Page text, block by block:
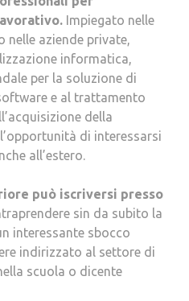
Impiegato nelle
nelle aziende private,
informatica,
per la soluzione di
e al trattamento
della
di interessarsi
all’estero.
può iscriversi presso
sin da subito la
interessante sbocco
indirizzato al settore di
scuola o dicente